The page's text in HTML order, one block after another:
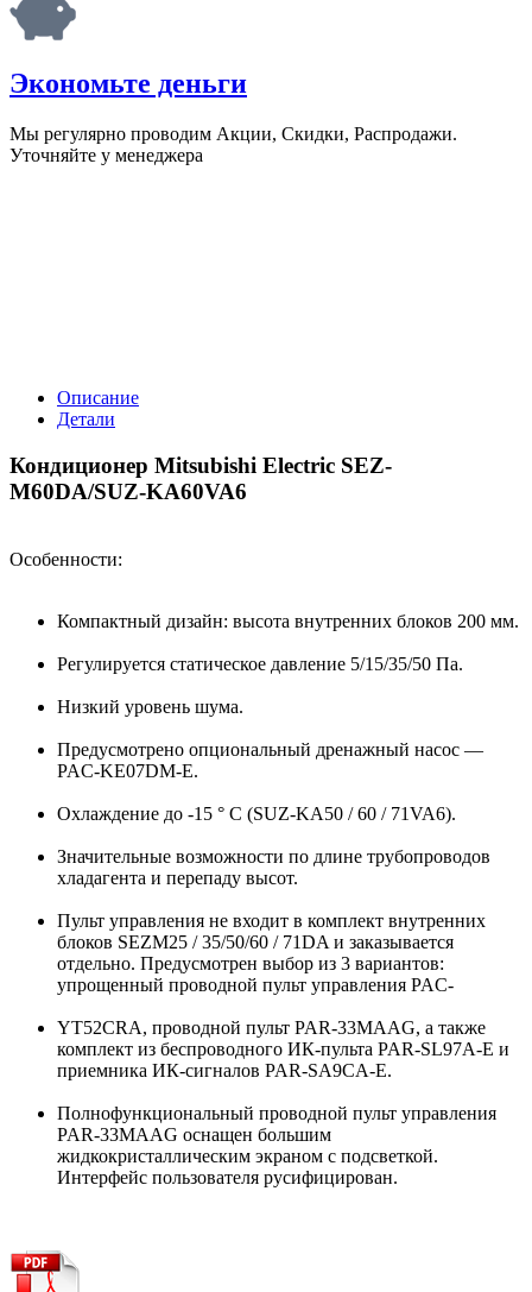
Экономьте деньги
Мы регулярно проводим Акции, Скидки, Распродажи.
Уточняйте у менеджера
Описание
Детали
Кондиционер Mitsubishi Electric SEZ-
M60DA/SUZ-KA60VA6
Особенности:
Компактный дизайн: высота внутренних блоков 200 мм.
Регулируется статическое давление 5/15/35/50 Па.
Низкий уровень шума.
Предусмотрено опциональный дренажный насос —
PAC-KE07DM-E.
Охлаждение до -15 ° С (SUZ-KA50 / 60 / 71VA6).
Значительные возможности по длине трубопроводов
хладагента и перепаду высот.
Пульт управления не входит в комплект внутренних
блоков SEZM25 / 35/50/60 / 71DA и заказывается
отдельно. Предусмотрен выбор из 3 вариантов:
упрощенный проводной пульт управления PAC-
YT52CRA, проводной пульт PAR-33MAAG, а также
комплект из беспроводного ИК-пульта PAR-SL97A-E и
приемника ИК-сигналов PAR-SA9CA-E.
Полнофункциональный проводной пульт управления
PAR-33MAAG оснащен большим
жидкокристаллическим экраном с подсветкой.
Интерфейс пользователя русифицирован.